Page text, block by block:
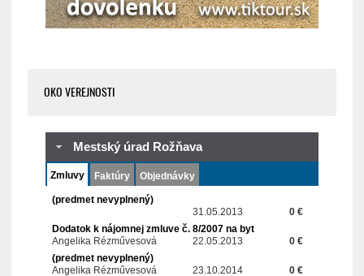
OKO VEREJNOSTI